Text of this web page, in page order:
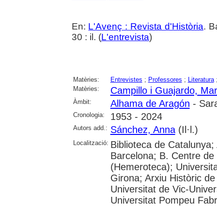
En: L'Avenç : Revista d'Història.
30 : il. (L'entrevista)
Matèries: Entrevistes ; Professores ; Literatura
Matèries:
Campillo i Guajardo,
Àmbit: Alhama de Aragón -
Cronologia: 1953 - 2024
Autors add.: Sánchez, Anna(Il·l.)
Localització: Biblioteca de
Barcelona; B. Centre
(Hemeroteca);
Girona; Arxiu Històric
Universitat de Vic-
Universitat Pompeu